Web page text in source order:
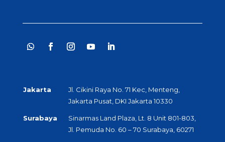
Jakarta
Jl. Cikini Raya No. 71 Kec, Menteng,
Jakarta Pusat, DKI Jakarta 10330
Surabaya
Sinarmas Land Plaza, Lt. 8 Unit 801-803,
Jl. Pemuda No. 60 – 70 Surabaya, 60271